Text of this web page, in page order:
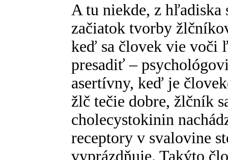
A tu niekde, z hľadiska
začiatok tvorby
keď sa človek vie
presadiť –
asertívny, keď je
žlč tečie dobre, žlčník
cholecystokinin
receptory v svalovine
vyprázdňuje. Takýto